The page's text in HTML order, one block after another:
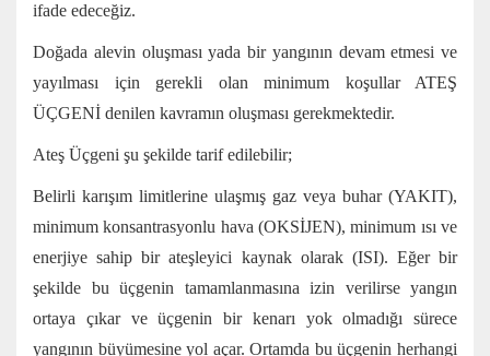
ifade edeceğiz.
Doğada alevin oluşması yada bir yangının devam etmesi ve
yayılması için gerekli olan minimum koşullar ATEŞ
ÜÇGENİ denilen kavramın oluşması gerekmektedir.
Ateş Üçgeni şu şekilde tarif edilebilir;
Belirli karışım limitlerine ulaşmış gaz veya buhar (YAKIT),
minimum konsantrasyonlu hava (OKSİJEN), minimum ısı ve
enerjiye sahip bir ateşleyici kaynak olarak (ISI). Eğer bir
şekilde bu üçgenin tamamlanmasına izin verilirse yangın
ortaya çıkar ve üçgenin bir kenarı yok olmadığı sürece
yangının büyümesine yol açar. Ortamda bu üçgenin herhangi